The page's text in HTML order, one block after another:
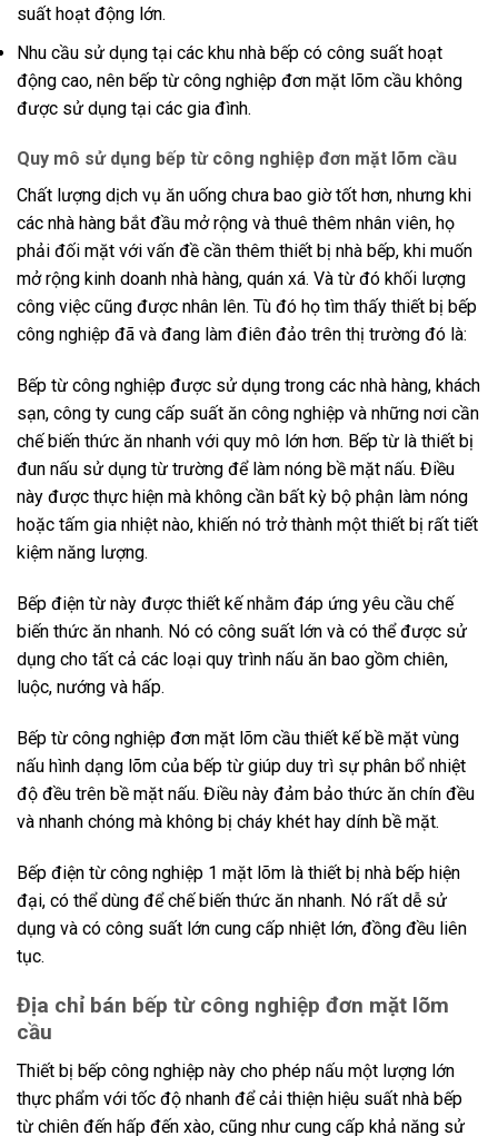
suất hoạt động lớn.
Nhu cầu sử dụng tại các khu nhà bếp có công suất hoạt
động cao, nên bếp từ công nghiệp đơn mặt lõm cầu không
được sử dụng tại các gia đình.
Quy mô sử dụng bếp từ công nghiệp đơn mặt lõm cầu
Chất lượng dịch vụ ăn uống chưa bao giờ tốt hơn, nhưng khi
các nhà hàng bắt đầu mở rộng và thuê thêm nhân viên, họ
phải đối mặt với vấn đề cần thêm thiết bị nhà bếp, khi muốn
mở rộng kinh doanh nhà hàng, quán xá. Và từ đó khối lượng
công việc cũng được nhân lên. Tù đó họ tìm thấy thiết bị bếp
công nghiệp đã và đang làm điên đảo trên thị trường đó là:
Bếp từ công nghiệp được sử dụng trong các nhà hàng, khách
sạn, công ty cung cấp suất ăn công nghiệp và những nơi cần
chế biến thức ăn nhanh với quy mô lớn hơn. Bếp từ là thiết bị
đun nấu sử dụng từ trường để làm nóng bề mặt nấu. Điều
này được thực hiện mà không cần bất kỳ bộ phận làm nóng
hoặc tấm gia nhiệt nào, khiến nó trở thành một thiết bị rất tiết
kiệm năng lượng.
Bếp điện từ này được thiết kế nhằm đáp ứng yêu cầu chế
biến thức ăn nhanh. Nó có công suất lớn và có thể được sử
dụng cho tất cả các loại quy trình nấu ăn bao gồm chiên,
luộc, nướng và hấp.
Bếp từ công nghiệp đơn mặt lõm cầu thiết kế bề mặt vùng
nấu hình dạng lõm của bếp từ giúp duy trì sự phân bổ nhiệt
độ đều trên bề mặt nấu. Điều này đảm bảo thức ăn chín đều
và nhanh chóng mà không bị cháy khét hay dính bề mặt.
Bếp điện từ công nghiệp 1 mặt lõm là thiết bị nhà bếp hiện
đại, có thể dùng để chế biến thức ăn nhanh. Nó rất dễ sử
dụng và có công suất lớn cung cấp nhiệt lớn, đồng đều liên
tục.
Địa chỉ bán bếp từ công nghiệp đơn mặt lõm
cầu
Thiết bị bếp công nghiệp này cho phép nấu một lượng lớn
thực phẩm với tốc độ nhanh để cải thiện hiệu suất nhà bếp
từ chiên đến hấp đến xào, cũng như cung cấp khả năng sử